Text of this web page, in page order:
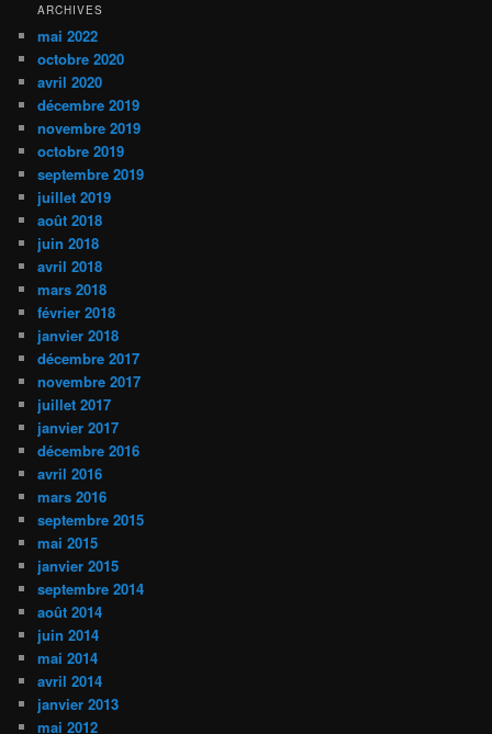
ARCHIVES
mai 2022
octobre 2020
avril 2020
décembre 2019
novembre 2019
octobre 2019
septembre 2019
juillet 2019
août 2018
juin 2018
avril 2018
mars 2018
février 2018
janvier 2018
décembre 2017
novembre 2017
juillet 2017
janvier 2017
décembre 2016
avril 2016
mars 2016
septembre 2015
mai 2015
janvier 2015
septembre 2014
août 2014
juin 2014
mai 2014
avril 2014
janvier 2013
mai 2012